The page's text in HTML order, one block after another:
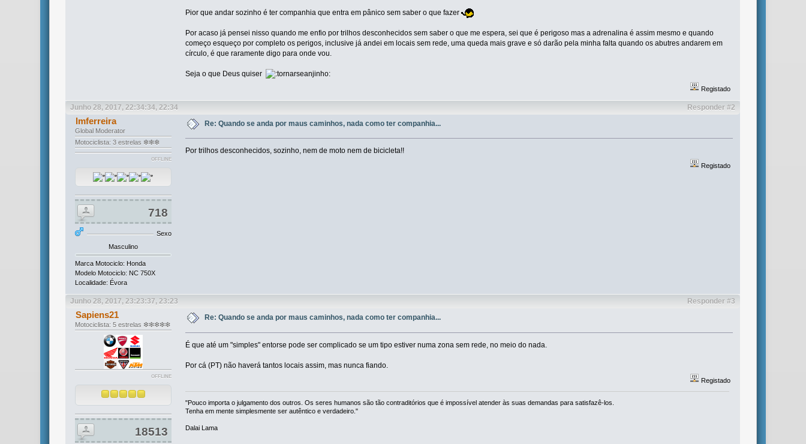
Pior que andar sozinho é ter companhia que entra em pânico sem saber o que fazer
Por acaso já pensei nisso quando me enfio por trilhos desconhecidos sem saber o que me espera, sei que é perigoso mas a adrenalina é assim mesmo e quando
começo esqueço por completo os perigos, inclusive já andei em locais sem rede, uma queda mais grave e só darão pela minha falta quando os abutres andarem em
círculo, é que raramente digo para onde vou.
Seja o que Deus quiser
Registado
Junho 28, 2017, 22:34:34, 22:34 Responder #2
lmferreira
Global Moderator
Motociclista: 3 estrelas ❇❇❇
OFFLINE
718
Sexo
Masculino
Marca Motociclo: Honda
Modelo Motociclo: NC 750X
Localidade: Évora
Re: Quando se anda por maus caminhos, nada como ter companhia...
Por trilhos desconhecidos, sozinho, nem de moto nem de bicicleta!!
Registado
Junho 28, 2017, 23:23:37, 23:23 Responder #3
Sapiens21
Motociclista: 5 estrelas ❇❇❇❇❇
OFFLINE
18513
Re: Quando se anda por maus caminhos, nada como ter companhia...
É que até um "simples" entorse pode ser complicado se um tipo estiver numa zona sem rede, no meio do nada.
Por cá (PT) não haverá tantos locais assim, mas nunca fiando.
Registado
"Pouco importa o julgamento dos outros. Os seres humanos são tão contraditórios que é impossível atender às suas demandas para satisfazê-los.
Tenha em mente simplesmente ser autêntico e verdadeiro."
Dalai Lama